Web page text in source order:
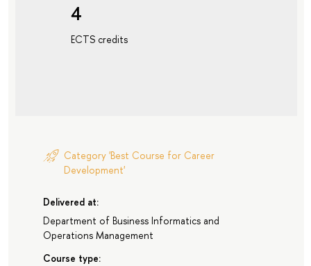
4
ECTS credits
Category 'Best Course for Career
Development'
Delivered at:
Department of Business Informatics and
Operations Management
Course type: